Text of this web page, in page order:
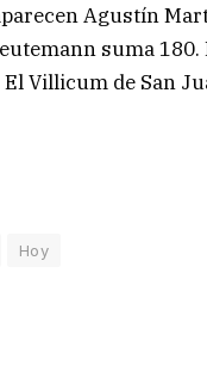
Agustín
suma 180.
Villicum de San
Hoy